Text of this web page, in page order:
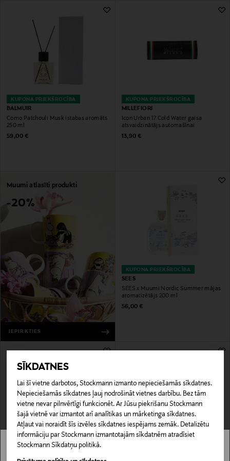
SĪKDATNES
Lai šī vietne darbotos, Stockmann izmanto nepieciešamās sīkdatnes.
Nepieciešamās sīkdatnes ļauj nodrošināt vietnes darbību. Bez tām
vietne nevar pilnvērtīgi funkcionēt. Ar Jūsu piekrišanu Stockmann
šajā vietnē var izmantot arī analītikas un mārketinga sīkdatnes.
Atļaut vai noraidīt šīs izvēles sīkdatnes iespējams zemāk. Detalizētu
informāciju par Stockmann izmantotajām sīkdatnēm atradīsiet
Stockmann Sīkdatņu politikā.
KUPONA PRIEKŠROCĪBA
BALMUIR
Como Patchouli Musk istabas aromāts
250 ml
Original Price
59,00 €
KUPONA PRIEKŠROCĪBA
MILLEFIORI
Icon Urban 17 Cold Water gaisa
atsvaidzinātājs automašīnai
Original Price
13,90 €
Muumi atlasīti produkti
-20%
IEPIRKTIES
KUPONA PRIEKŠROCĪBA
SEES
SEES x Muumi Nordic Summer mājas
aromatizētājs 200 ml
Original Price
56,00 €
KUPONA PRIEKŠROCĪBA
MILLEFIORI
Zona Spa & massage Thai uzpildes
Stockmann nav pieejams tavā valstī.